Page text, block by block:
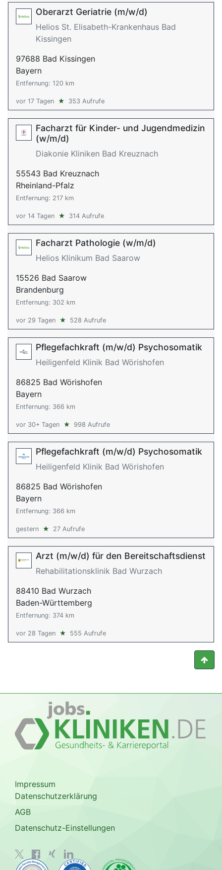
Oberarzt Geriatrie (m/w/d)
Helios St. Elisabeth-Krankenhaus Bad
Kissingen
97688 Bad Kissingen
Bayern
Entfernung: 120 km
vor 17 Tagen ★ 353 Aufrufe
Facharzt für Kinder- und Jugendmedizin
(w/m/d)
Diakonie Kliniken Bad Kreuznach
55543 Bad Kreuznach
Rheinland-Pfalz
Entfernung: 217 km
vor 14 Tagen ★ 314 Aufrufe
Facharzt Pathologie (w/m/d)
Helios Klinikum Bad Saarow
15526 Bad Saarow
Brandenburg
Entfernung: 302 km
vor 29 Tagen ★ 528 Aufrufe
Pflegefachkraft (m/w/d) Psychosomatik
Heiligenfeld Klinik Bad Wörishofen
86825 Bad Wörishofen
Bayern
Entfernung: 366 km
vor 30+ Tagen ★ 998 Aufrufe
Pflegefachkraft (m/w/d) Psychosomatik
Heiligenfeld Klinik Bad Wörishofen
86825 Bad Wörishofen
Bayern
Entfernung: 366 km
gestern ★ 27 Aufrufe
Arzt (m/w/d) für den Bereitschaftsdienst
Rehabilitationsklinik Bad Wurzach
88410 Bad Wurzach
Baden-Württemberg
Entfernung: 374 km
vor 28 Tagen ★ 555 Aufrufe
Impressum
Datenschutzerklärung
AGB
Datenschutz-Einstellungen